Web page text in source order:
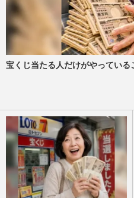
宝くじ当たる人だけがやっている